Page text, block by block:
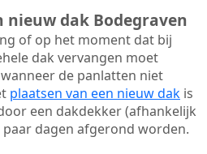
nieuw dak Bodegraven
of op het moment dat bij
dak vervangen moet
de panlatten niet
plaatsen van een nieuw dak is
een dakdekker (afhankelijk
dagen afgerond worden.